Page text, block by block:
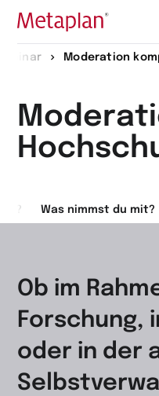
Zur
Moderation
Was nimmst du mit?
Ob im
Forschung,
oder in der